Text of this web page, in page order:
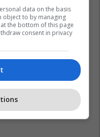
Çlirimit
data on the basis
object to by managing
the bottom of this page
consent in privacy